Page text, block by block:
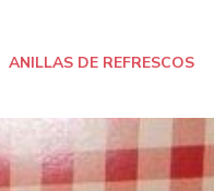
ANILLAS DE REFRESCOS